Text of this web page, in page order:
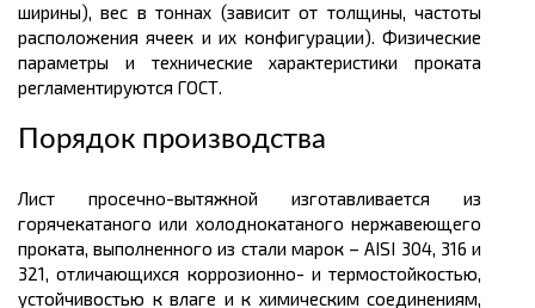
ширины), вес втоннах (зависит от толщины, частоты
расположения ячеек и их конфигурации). Физические
параметры и технические характеристики проката
регламентируются ГОСТ.
Порядок производства
Лист просечно-вытяжной изготавливается из
горячекатаного или холоднокатаного нержавеющего
проката, выполненного из стали марок – AISI 304, 316 и
321, отличающихся коррозионно- и термостойкостью,
устойчивостью к влаге и к химическим соединениям,